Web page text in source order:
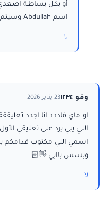
أو بكل بساطة اصعدي
اسم Abdullah وسيتم زخرفته
رد
وفو ١٢٣٤ 23 يناير 2026
او ماي قاددد انا اجدد
اللي يبي يرد على تعليقي
اسمي اللي مكتوب قدامكم
وبسس باايي 👋🏻
رد